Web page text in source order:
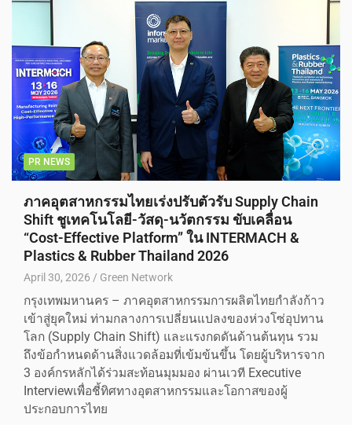
PR NEWS
ภาคอุตสาหกรรมไทยเร่งปรับตัวรับ Supply Chain
Shift ชูเทคโนโลยี-วัสดุ-นวัตกรรม ขับเคลื่อน
“Cost-Effective Platform” ใน INTERMACH &
Plastics & Rubber Thailand 2026
April 30, 2026 Green Network
กรุงเทพมหานคร – ภาคอุตสาหกรรมการผลิตไทยกำลังก้าว
เข้าสู่ยุคใหม่ ท่ามกลางการเปลี่ยนแปลงของห่วงโซ่อุปทาน
โลก (Supply Chain Shift) และแรงกดดันด้านต้นทุน รวม
ถึงข้อกำหนดด้านสิ่งแวดล้อมที่เข้มข้นขึ้น โดยผู้บริหารจาก
3 องค์กรหลักได้ร่วมสะท้อนมุมมอง ผ่านเวที Executive
Interviewเพื่อชี้ทิศทางอุตสาหกรรมและโอกาสของผู้
ประกอบการไทย